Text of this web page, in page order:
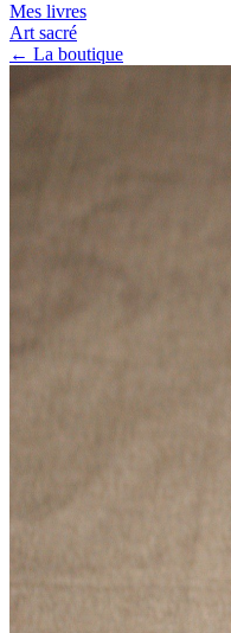
Mes livres
Art sacré
← La boutique